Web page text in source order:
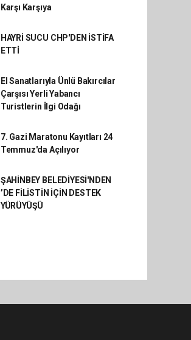
Karşı Karşıya
HAYRİ SUCU CHP'DEN İSTİFA
ETTİ
El Sanatlarıyla Ünlü Bakırcılar
Çarşısı Yerli Yabancı
Turistlerin İlgi Odağı
7. Gazi Maratonu Kayıtları 24
Temmuz'da Açılıyor
ŞAHİNBEY BELEDİYESİ'NDEN
’DE FİLİSTİN İÇİN DESTEK
YÜRÜYÜŞÜ